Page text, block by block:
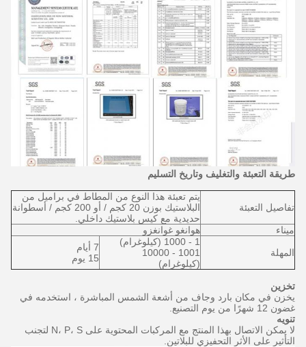
طريقة التعبئة والتغليف وتاريخ التسليم
تفاصيل التعبئة
يتم تعبئة هذا النوع من المطاط في براميل من
البلاستيك بوزن 20 كجم / أو 200 كجم / أسطوانة
حديدية مع كيس بلاستيك داخلي.
ميناء
هوانغو غوانغزو
المهلة
1 - 1000 (كيلوغرام)
1001 - 10000
(كيلوغرام)
7 أيام
15 يوم
تخزين
يخزن في مكان بارد وجاف من أشعة الشمس المباشرة ، استخدمه في
غضون 12 شهرًا من يوم التصنيع.
تنويه
لا يمكن الاتصال بهذا المنتج مع المركبات المحتوية على N، P، S لتجنب
التأثير على الأثر التحفيزي للبلاتين.